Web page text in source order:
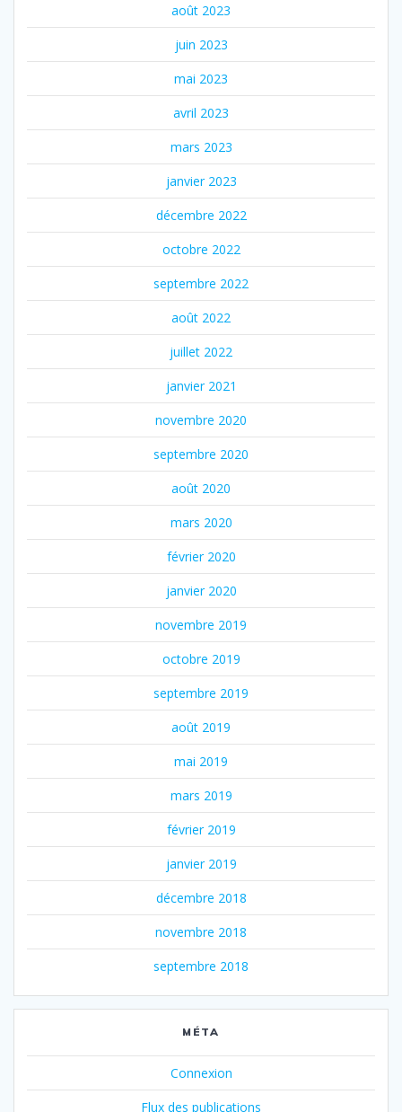
août 2023
juin 2023
mai 2023
avril 2023
mars 2023
janvier 2023
décembre 2022
octobre 2022
septembre 2022
août 2022
juillet 2022
janvier 2021
novembre 2020
septembre 2020
août 2020
mars 2020
février 2020
janvier 2020
novembre 2019
octobre 2019
septembre 2019
août 2019
mai 2019
mars 2019
février 2019
janvier 2019
décembre 2018
novembre 2018
septembre 2018
MÉTA
Connexion
Flux des publications